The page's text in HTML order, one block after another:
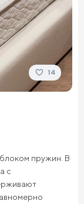
14
пружин. В
с